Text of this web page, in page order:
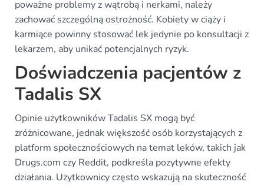
poważne problemy z wątrobą i nerkami, należy
zachować szczególną ostrożność. Kobiety w ciąży i
karmiące powinny stosować lek jedynie po konsultacji z
lekarzem, aby unikać potencjalnych ryzyk.
Doświadczenia pacjentów z
Tadalis SX
Opinie użytkowników Tadalis SX mogą być
zróżnicowane, jednak większość osób korzystających z
platform społecznościowych na temat leków, takich jak
Drugs.com czy Reddit, podkreśla pozytywne efekty
działania. Użytkownicy często wskazują na skuteczność